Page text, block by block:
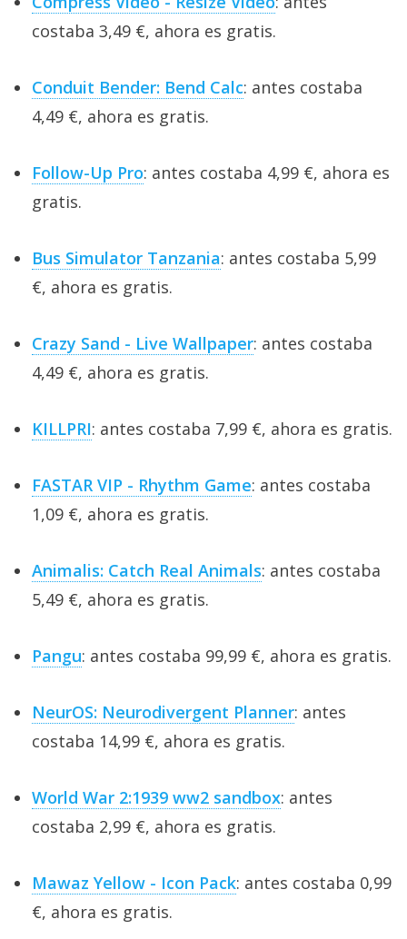
costaba 3,49 €, ahora es gratis.
Conduit Bender: Bend Calc: antes costaba
4,49 €, ahora es gratis.
Follow-Up Pro: antes costaba 4,99 €, ahora es
gratis.
Bus Simulator Tanzania: antes costaba 5,99
€, ahora es gratis.
Crazy Sand - Live Wallpaper: antes costaba
4,49 €, ahora es gratis.
KILLPRI: antes costaba 7,99 €, ahora es gratis.
FASTAR VIP - Rhythm Game: antes costaba
1,09 €, ahora es gratis.
Animalis: Catch Real Animals: antes costaba
5,49 €, ahora es gratis.
Pangu: antes costaba 99,99 €, ahora es gratis.
NeurOS: Neurodivergent Planner: antes
costaba 14,99 €, ahora es gratis.
World War 2:1939 ww2 sandbox: antes
costaba 2,99 €, ahora es gratis.
Mawaz Yellow - Icon Pack: antes costaba 0,99
€, ahora es gratis.